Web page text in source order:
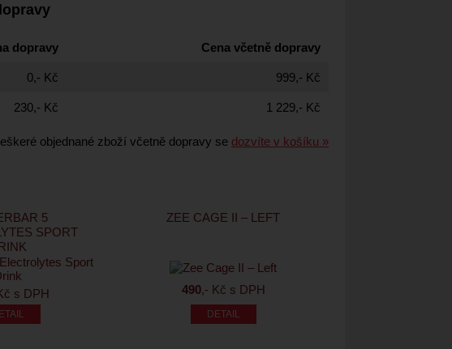
dopravy Cena včetně dopravy
0,- Kč 999,- Kč
230,- Kč 1 229,- Kč
objednané zboží včetně dopravy se dozvíte v košíku »
5
SPORT
s DPH
ZEE CAGE II – LEFT
490,- Kč s DPH